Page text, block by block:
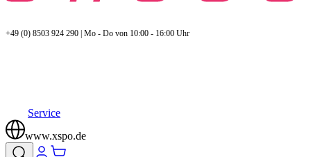
+49 (0) 8503 924 290 | Mo - Do von 10:00 - 16:00 Uhr
Service
www.xspo.de